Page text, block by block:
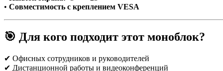
• Совместимость с креплением VESA
🎯 Для кого подходит этот моноблок?
✔ Офисных сотрудников и руководителей
✔ Дистанционной работы и видеоконференций